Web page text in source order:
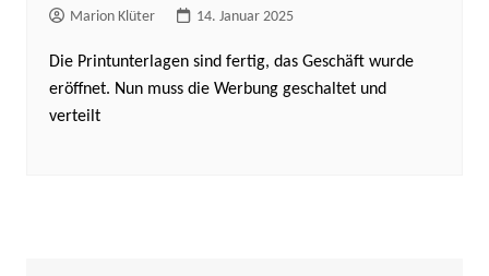
Marion Klüter 14. Januar 2025
Die Printunterlagen sind fertig, das Geschäft wurde
eröffnet. Nun muss die Werbung geschaltet und
verteilt